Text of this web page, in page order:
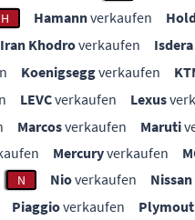
H Hamannverkaufen
Iran Khodroverkaufen Isdera
Koenigseggverkaufen
LEVCverkaufen Lexus
Marcosverkaufen Maruti
Mercuryverkaufen
N Nioverkaufen Nissan
Piaggioverkaufen